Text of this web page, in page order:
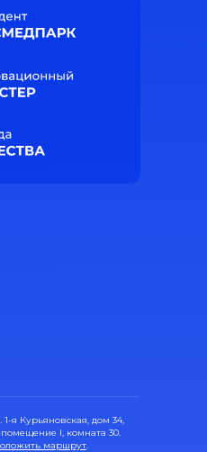
1-я Курьяновская, дом 34,
помещение I, комната 30.
маршрут.